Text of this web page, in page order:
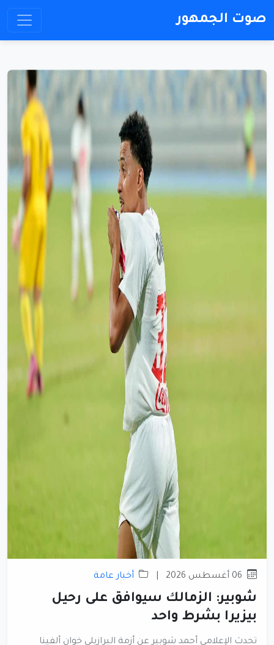
صوت الجمهور
أخبار عامة
شوبير: الزمالك سيوافق على رحيل
بيزيرا بشرط واحد
تحدث الإعلامي أحمد شوبير عن أزمة البرازيلي خوان ألفينا